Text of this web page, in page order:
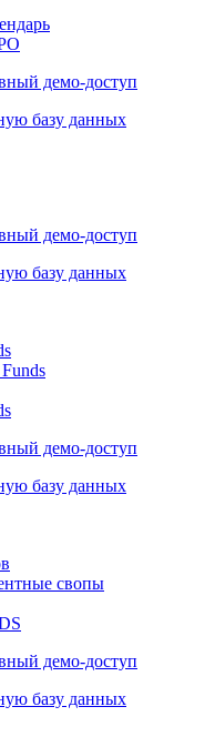
демо-доступ
базу данных
демо-доступ
базу данных
демо-доступ
базу данных
свопы
демо-доступ
базу данных